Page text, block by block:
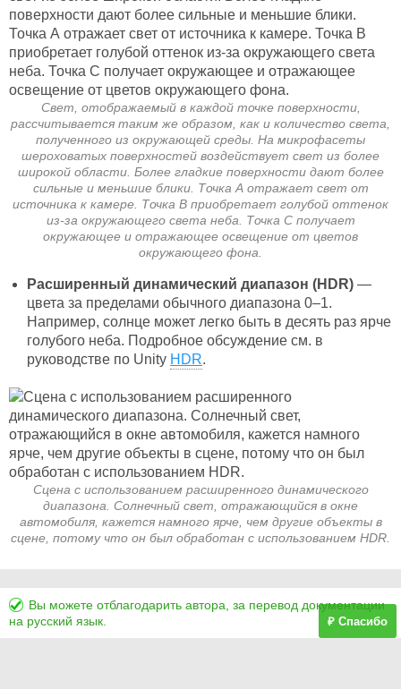
Свет, отображаемый в каждой точке поверхности,
рассчитывается таким же образом, как и количество света,
полученного из окружающей среды. На микрофасеты
шероховатых поверхностей воздействует свет из более
широкой области. Более гладкие поверхности дают более
сильные и меньшие блики. Точка А отражает свет от
источника к камере. Точка B приобретает голубой оттенок
из-за окружающего света неба. Точка C получает
окружающее и отражающее освещение от цветов
окружающего фона.
Расширенный динамический диапазон (HDR) —
цвета за пределами обычного диапазона 0–1.
Например, солнце может легко быть в десять раз ярче
голубого неба. Подробное обсуждение см. в
руководстве по Unity HDR.
Сцена с использованием расширенного динамического
диапазона. Солнечный свет, отражающийся в окне
автомобиля, кажется намного ярче, чем другие объекты в
сцене, потому что он был обработан с использованием HDR.
Вы можете отблагодарить автора, за перевод документации
на русский язык.
₽ Спасибо